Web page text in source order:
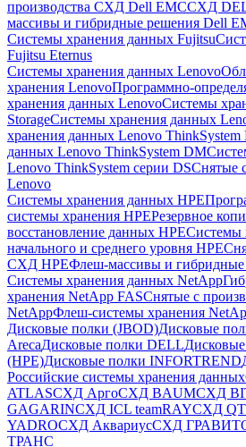
производства СХД Dell EMCСХД
массивы и гибридные решения Dell
Системы хранения данных Fujitsu
Fujitsu Eternus
Системы хранения данных Lenovo
хранения LenovoПрограммно-
хранения данных LenovoСистемы
StorageСистемы хранения данных
хранения данных Lenovo ThinkSystem
данных Lenovo ThinkSystem DM
Lenovo ThinkSystem серии DSСнятые
Lenovo
Системы хранения данных HPE
системы хранения HPEРезервное
восстановление данных HPEСистемы
начального и среднего уровня HPE
СХД HPEФлеш-массивы и гибридные
Cистемы хранения данных NetApp
хранения NetApp FASСнятые с
NetAppФлеш-системы хранения
Дисковые полки (JBOD)Дисковые
ArecaДисковые полки DELL
(HPE)Дисковые полки INFORTREND
Российские системы хранения данных
ATLASСХД AргоСХД BAUMСХД
GAGARINСХД ICL teamRAYСХД
YADROСХД АквариусСХД
ТРАНС